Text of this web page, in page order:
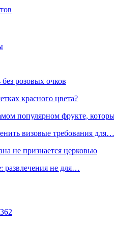
розовых очков
красного цвета?
популярном фрукте,
визовые требования для…
не признается церковью
развлечения не для…